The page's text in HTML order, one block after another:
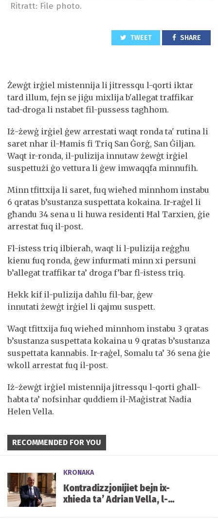
Ritratt: File photo.
TWEET SHARE
Żewġt irġiel mistennija li jitressqu l-qorti iktar
tard illum, fejn se jiġu mixlija b'allegat traffikar
tad-droga li nstabet fil-pussess tagħhom.
Iż-żewġ irġiel ġew arrestati waqt ronda ta' rutina li
saret nhar il-Ħamis fi Triq San Ġorġ, San Ġiljan.
Waqt ir-ronda, il-pulizija innutaw żewġt irġiel
suspettużi ġo vettura li ġew imwaqqfa minnufih.
Minn tfittxija li saret, fuq wieħed minnhom instabu
6 qratas b’sustanza suspettata kokaina. Ir-raġel li
għandu 34 sena u li huwa residenti Ħal Tarxien, ġie
arrestat fuq il-post.
Fl-istess triq ilbieraħ, waqt li l-pulizija reġgħu
kienu fuq ronda, ġew infurmati minn xi persuni
b’allegat traffikar ta’ droga f’bar fl-istess triq.
Hekk kif il-pulizija daħlu fil-bar, ġew
innutati żewġt irġiel li qajmu suspett.
Waqt tfittxija fuq wieħed minnhom instabu 3 qratas
b’sustanza suspettata kokaina u 9 qratas b’sustanza
suspettata kannabis. Ir-raġel, Somalu ta’ 36 sena ġie
wkoll arrestat fuq il-post.
Iż-żewġt irġiel mistennija jitressqu l-qorti għall-
ħabta ta’ nofsinhar quddiem il-Maġistrat Nadia
Helen Vella.
RECOMMENDED FOR YOU
KRONAKA
Kontradizzjonijiet bejn ix-
xhieda ta’ Adrian Vella, l-